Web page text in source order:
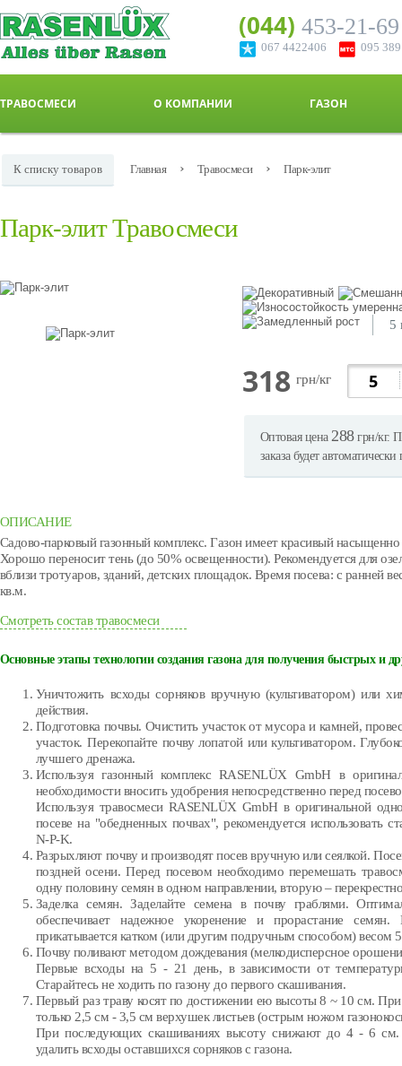
(044) 453-21-69
067 4422406 095
ТРАВОСМЕСИ О КОМПАНИИ ГАЗОН
К списку товаров Главная › Травосмеси › Парк-элит
Парк-элит Травосмеси
5
318 грн/кг
Оптовая цена288 грн/кг.
заказа будет
ОПИСАНИЕ
Садово-парковый газонный комплекс. Газон имеет красивый
Хорошо переносит тень (до 50% освещенности). Рекомендуется для
вблизи тротуаров, зданий, детских площадок. Время посева: с ранней
кв.м.
Смотреть состав травосмеси
Основные этапы технологии создания газона для получения быстрых и
Уничтожить всходы сорняков вручную (культиватором) или
действия.
Подготовка почвы. Очистить участок от мусора и камней,
участок. Перекопайте почву лопатой или культиватором.
лучшего дренажа.
Используя газонный комплекс RASENLÜX GmbH в
необходимости вносить удобрения непосредственно перед
Используя травосмеси RASENLÜX GmbH в оригинальной
посеве на "обедненных почвах", рекомендуется использовать
N-P-K.
Разрыхляют почву и производят посев вручную или сеялкой.
поздней осени. Перед посевом необходимо перемешать
одну половину семян в одном направлении, вторую –
Заделка семян. Заделайте семена в почву граблями.
обеспечивает надежное укоренение и прорастание семян.
прикатывается катком (или другим подручным способом) весом
Почву поливают методом дождевания (мелкодисперсное
Первые всходы на 5 - 21 день, в зависимости от
Старайтесь не ходить по газону до первого скашивания.
Первый раз траву косят по достижении ею высоты 8 ~ 10 см.
только 2,5 см - 3,5 см верхушек листьев (острым ножом
При последующих скашиваниях высоту снижают до 4 - 6 см.
удалить всходы оставшихся сорняков с газона.